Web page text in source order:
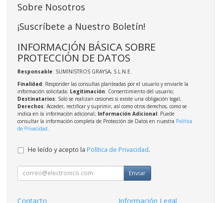
Sobre Nosotros
¡Suscríbete a Nuestro Boletín!
INFORMACIÓN BÁSICA SOBRE
PROTECCIÓN DE DATOS
Responsable: SUMINISTROS GRAYSA, S.L.N.E.
Finalidad: Responder las consultas planteadas por el usuario y enviarle la
información solicitada; Legitimación: Consentimiento del usuario;
Destinatarios: Solo se realizan cesiones si existe una obligación legal;
Derechos: Acceder, rectificar y suprimir, así como otros derechos, como se
indica en la información adicional; Información Adicional: Puede
consultar la información completa de Protección de Datos en nuestra Política
de Privacidad
He leído y acepto la Política de Privacidad.
Enviar
Contacto Información Legal